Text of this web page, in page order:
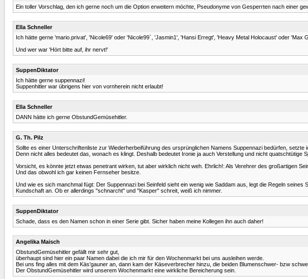
Ein toller Vorschlag, den ich gerne noch um die Option erweitern möchte, Pseudonyme von Gesperrten nach einer
Ella Schneller
Ich hätte gerne 'mario.privat', 'Nicole69' oder 'Nicole99`, 'Jasmin1', 'Hansi Erregt', 'Heavy Metal Holocaust' oder 'Max
Und wer war 'Hört bitte auf, ihr nervt!'
SuppenDiktator
Ich hätte gerne suppennazi!
Suppenhitler war übrigens hier von vornherein nicht erlaubt!
Ella Schneller
DANN hätte ich gerne ObstundGemüsehitler.
G. Th. Pilz
Sollte es einer Unterschriftenliste zur Wiederherbeiführung des ursprünglichen Namens Suppennazi bedürfen,
Denn nicht alles bedeutet das, wonach es klingt. Deshalb bedeutet Ironie ja auch Verstellung und nicht quatschtütige
Vorsicht, es könnte jetzt etwas penetrant wirken, tut aber wirklich nicht weh. Ehrlich!: Als Verehrer des großartigen
Und das obwohl ich gar keinen Fernseher besitze.
Und wie es sich manchmal fügt: Der Suppennazi bei Seinfeld sieht ein wenig wie Saddam aus, legt die Regeln
Kundschaft an. Ob er allerdings "schnarcht" und "Kasper" schreit, weiß ich nimmer.
SuppenDiktator
Schade, dass es den Namen schon in einer Serie gibt. Sicher haben meine Kollegen ihn auch daher!
Angelika Maisch
ObstundGemüsehitler gefällt mir sehr gut,
überhaupt sind hier ein paar Namen dabei die ich mir für den Wochenmarkt bei uns ausleihen werde.
Bei uns fing alles mit dem Käs'gauner an, dann kam der Käseverbrecher hinzu, die beiden Blumenschwer- bzw
Der ObstundGemüsehitler wird unserem Wochenmarkt eine wirkliche Bereicherung sein.